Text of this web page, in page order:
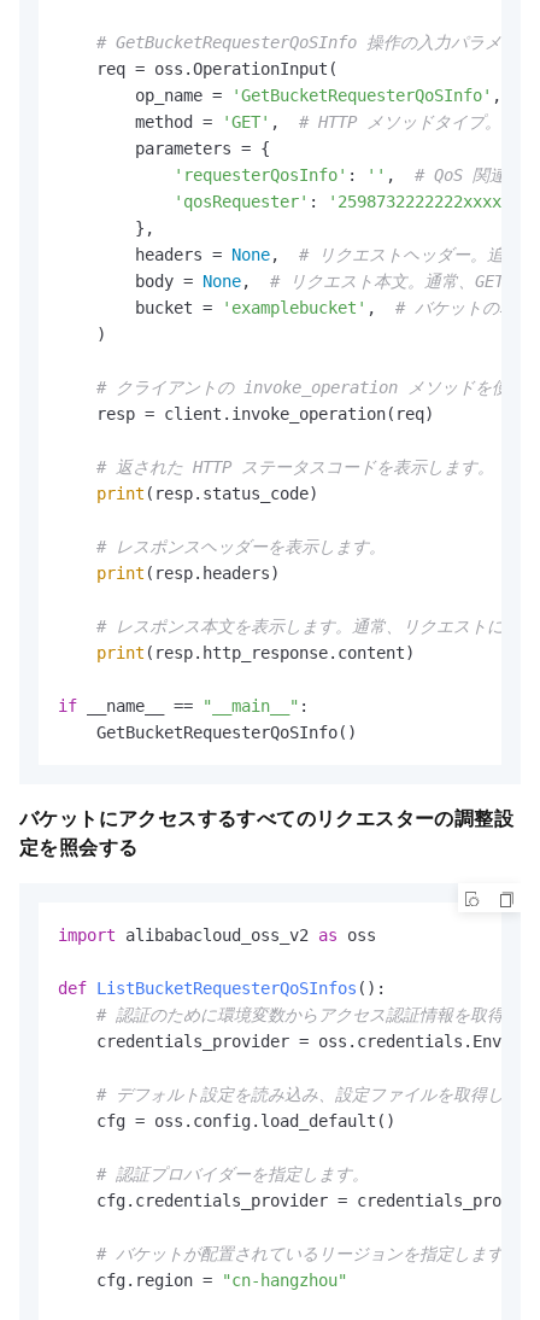
# GetBucketRequesterQoSInfo 操作の入力パラメータ
    req = oss.OperationInput(
        op_name =
'GetBucketRequesterQoSInfo' ,
        method =
'GET' , # HTTP メソッドタイプ。こ
        parameters = {
'requesterQosInfo' : '' , # QoS 関連の
'qosRequester' : '2598732222222xxxx'
        },
        headers =
None, # リクエストヘッダー。追加
        body =
None, # リクエスト本文。通常、GET リ
        bucket =
'examplebucket' , # バケットの名前
    )
# クライアントの invoke_operation メソッドを使用し
    resp = client.invoke_operation(req)
# 返された HTTP ステータスコードを表示します。
print (resp.status_code)
# レスポンスヘッダーを表示します。
print (resp.headers)
# レスポンス本文を表示します。通常、リクエストによ
print (resp.http_response.content)
if __name__ == "__main__" :
    GetBucketRequesterQoSInfo()
バケットにアクセスするすべてのリクエスターの調整設
定を照会する
import alibabacloud_oss_v2 as oss
def ListBucketRequesterQoSInfos ():
# 認証のために環境変数からアクセス認証情報を取得し
credentials_provider =
# デフォルト設定を読み込み、設定ファイルを取得しま
    cfg = oss.config.load_default()
# 認証プロバイダーを指定します。
cfg.credentials_provider =
# バケットが配置されているリージョンを指定します
    cfg.region =
"cn-hangzhou"